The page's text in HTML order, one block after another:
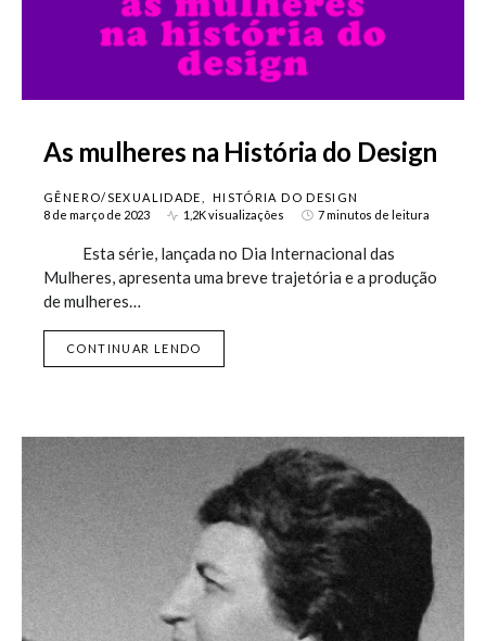
As mulheres na História do Design
GÊNERO/SEXUALIDADE
HISTÓRIA DO DESIGN
8 de março de 2023
1,2K visualizações 7 minutos de leitura
Esta série, lançada no Dia Internacional das
Mulheres, apresenta uma breve trajetória e a produção
de mulheres…
CONTINUAR LENDO